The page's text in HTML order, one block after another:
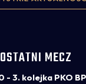
i zdradził, że wolałby
OSTATNI MECZ
- 3. kolejka PKO